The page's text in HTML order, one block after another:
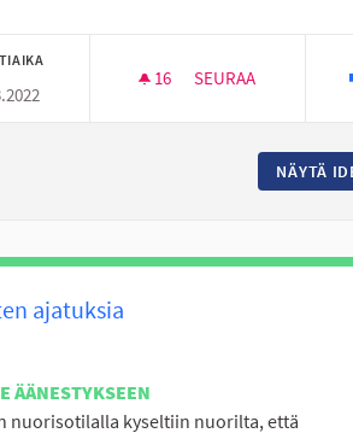
YKSINÄISYYTEEN
NUORILLE JA NUORTEN
16 16 SEURAAJAA
SEURAA
NÄYTÄ
ajatuksia
ÄÄNESTYKSEEN
nuorisotilalla kyseltiin nuorilta, että